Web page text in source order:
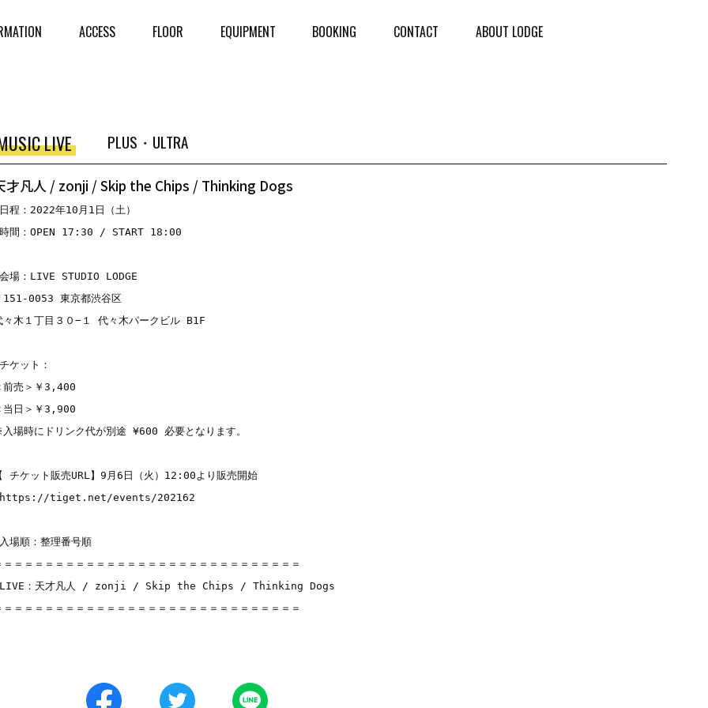
ACCESS FLOOR EQUIPMENT BOOKING CONTACT ABOUT LODGE
LIVE PLUS・ULTRA
才凡人 / zonji / Skip the Chips / Thinking Dogs
程：2022年10月1日（土）
間：OPEN 17:30 / START 18:00
場：LIVE STUDIO LODGE
151-0053 東京都渋谷区
々木１丁目３０−１ 代々木パークビル B1F
ケット：
前売＞￥3,400
当日＞￥3,900
場時にドリンク代が別途 ¥600 必要となります。
チケット販売URL】9月6日（火）12:00より販売開始
https://tiget.net/events/202162
場順：整理番号順
＝＝＝＝＝＝＝＝＝＝＝＝＝＝＝＝＝＝＝＝＝＝＝＝＝＝＝＝＝
：天才凡人 / zonji / Skip the Chips / Thinking Dogs
＝＝＝＝＝＝＝＝＝＝＝＝＝＝＝＝＝＝＝＝＝＝＝＝＝＝＝＝＝